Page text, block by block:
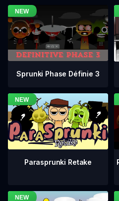
Sprunki Phase Définie 3
Parasprunki Retake